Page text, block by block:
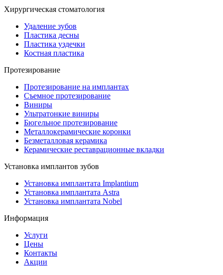
Хирургическая стоматология
Удаление зубов
Пластика десны
Пластика уздечки
Костная пластика
Протезирование
Протезирование на имплантах
Съемное протезирование
Виниры
Ультратонкие виниры
Бюгельное протезирование
Металлокерамические коронки
Безметалловая керамика
Керамические реставрационные вкладки
Установка имплантов зубов
Установка имплантата Implantium
Установка имплантата Astra
Установка имплантата Nobel
Информация
Услуги
Цены
Контакты
Акции